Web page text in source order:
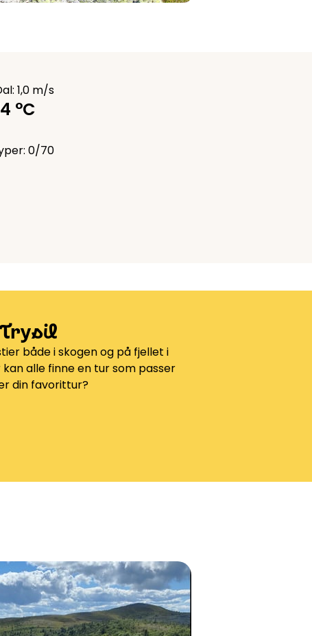
1,0 m/s
°C
0/70
både i skogen og på fjellet i
alle finne en tur som passer
din favorittur?